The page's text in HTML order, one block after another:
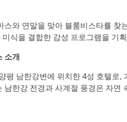
스와 연말을 맞아 블룸비스타를 찾
식을 결합한 감성 프로그램을 기
소개
평 남한강변에 위치한 4성 호텔로
남한강 전경과 사계절 풍경은 자